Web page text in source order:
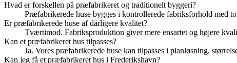
Hvad er forskellen på præfabrikeret og traditionelt byggeri?
Præfabrikerede huse bygges i kontrollerede fabriksforhold med
Er præfabrikerede huse af dårligere kvalitet?
Tværtimod. Fabriksproduktion giver mere ensartet og højere
Kan et præfabrikeret hus tilpasses?
Ja. Vores præfabrikerede huse kan tilpasses i planløsning,
Kan jeg få et præfabrikeret hus i Frederikshavn?